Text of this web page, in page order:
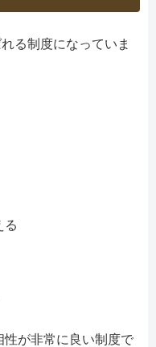
る制度になっていま
る
が非常に良い制度で